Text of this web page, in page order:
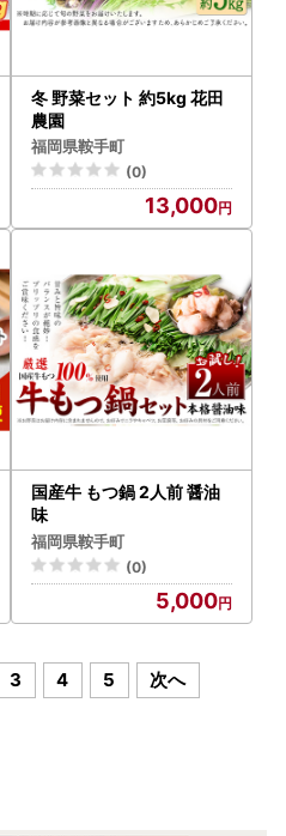
冬 野菜セット 約5kg 花田
農園
福岡県鞍手町
(0)
13,000
国産牛 もつ鍋 2人前 醤油
味
福岡県鞍手町
(0)
5,000
3 4 5 次へ